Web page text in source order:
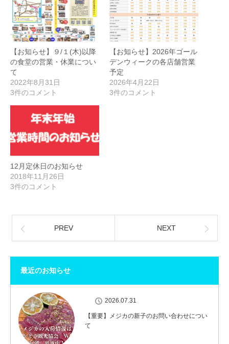
【お知らせ】９/１(木)以降
の食堂の営業・休業につい
て
2022年8月31日
3件のコメント
【お知らせ】2026年ゴール
デンウィークの各店舗営業
予定
2026年4月22日
3件のコメント
12月定休日のお知らせ
2018年11月26日
3件のコメント
PREV NEXT
最近のお知らせ
2026.07.31
【重要】メジカの新子のお問い合わせについ
て